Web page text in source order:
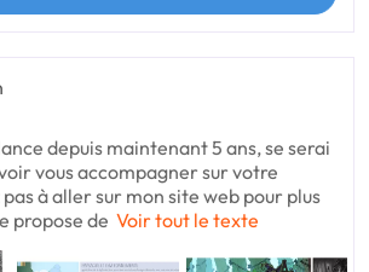
depuis maintenant 5 ans, se serai
vous accompagner sur votre
à aller sur mon site web pour plus
propose de Voir tout le texte